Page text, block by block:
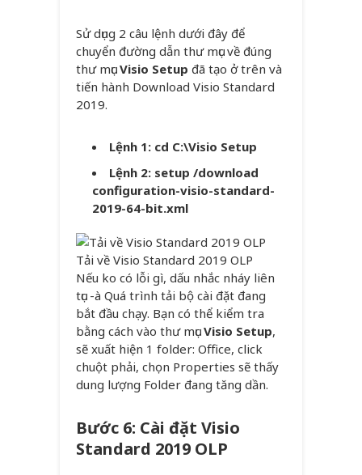
Sử dụng 2 câu lệnh dưới đây để
chuyển đường dẫn thư mục về đúng
thư mụcVisio Setup đã tạo ở trên và
tiến hành Download Visio Standard
2019.
Lệnh 1: cd C:\Visio Setup
Lệnh 2: setup /download
configuration-visio-standard-
2019-64-bit.xml
Tải về Visio Standard 2019 OLP
Nếu ko có lỗi gì, dấu nhắc nháy liên
tục -à Quá trình tải bộ cài đặt đang
bắt đầu chạy. Bạn có thể kiểm tra
bằng cách vào thư mụcVisio Setup,
sẽ xuất hiện 1 folder: Office, click
chuột phải, chọn Properties sẽ thấy
dung lượng Folder đang tăng dần.
Bước 6: Cài đặt Visio
Standard 2019 OLP